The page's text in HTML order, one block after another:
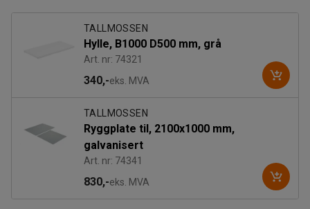
TALLMOSSEN
Hylle, B1000 D500 mm, grå
Art. nr: 74321
340,-eks. MVA
TALLMOSSEN
Ryggplate til, 2100x1000 mm,
galvanisert
Art. nr: 74341
830,-eks. MVA